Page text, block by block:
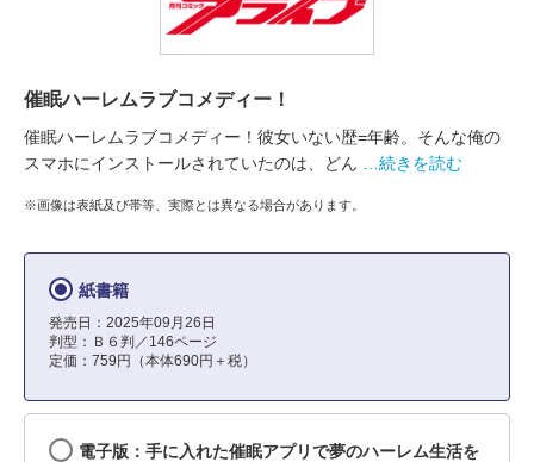
催眠ハーレムラブコメディー！
催眠ハーレムラブコメディー！彼女いない歴=年齢。そんな俺の
スマホにインストールされていたのは、どん
…続きを読む
※画像は表紙及び帯等、実際とは異なる場合があります。
紙書籍
発売日：2025年09月26日
判型：Ｂ６判／146ページ
定価：759円（本体690円＋税）
電子版：手に入れた催眠アプリで夢のハーレム生活を